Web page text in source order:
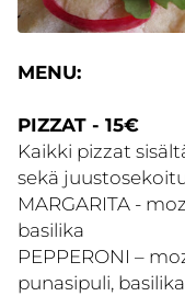
MENU:
PIZZAT - 15€
Kaikki pizzat
sekä
MARGARITA -
basilika
PEPPERONI –
punasipuli, basilika